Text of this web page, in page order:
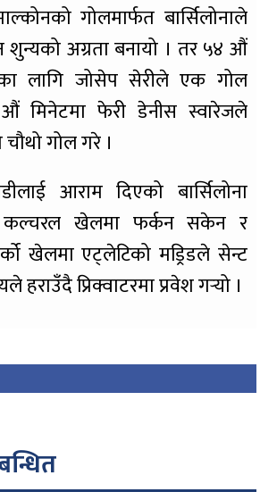
गोलमार्फत बार्सिलोनाले
शुन्यको अग्रता बनायो । तर ५४ औं
लागि जोसेप सेरीले एक गोल
मिनेटमा फेरी डेनीस स्वारेजले
चौथो गोल गरे ।
आराम दिएको बार्सिलोना
कल्चरल खेलमा फर्कन सकेन र
खेलमा एट्लेटिको मड्रिडले सेन्ट
हराउँदै प्रिक्वाटरमा प्रवेश गर्‍यो ।